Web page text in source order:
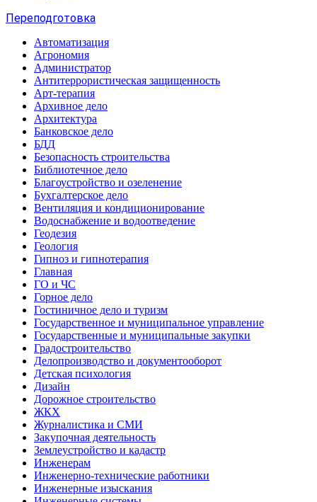
Переподготовка
Автоматизация
Агрономия
Администратор
Антитеррористическая защищенность
Арт-терапия
Архивное дело
Архитектура
Банковское дело
БДД
Безопасность строительства
Библиотечное дело
Благоустройство и озеленение
Бухгалтерское дело
Вентиляция и кондиционирование
Водоснабжение и водоотведение
Геодезия
Геология
Гипноз и гипнотерапия
Главная
ГО и ЧС
Горное дело
Гостиничное дело и туризм
Государственное и муниципальное управление
Государственные и муниципальные закупки
Градостроительство
Делопроизводство и документооборот
Детская психология
Дизайн
Дорожное строительство
ЖКХ
Журналистика и СМИ
Закупочная деятельность
Землеустройство и кадастр
Инженерам
Инженерно-технические работники
Инженерные изыскания